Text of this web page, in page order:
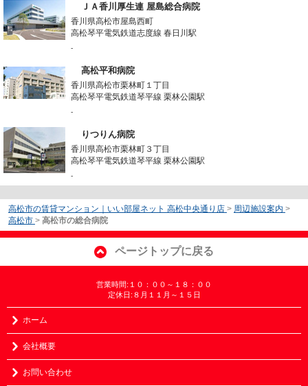
ＪＡ香川厚生連 屋島総合病院
香川県高松市屋島西町
高松琴平電気鉄道志度線 春日川駅
-
高松平和病院
香川県高松市栗林町１丁目
高松琴平電気鉄道琴平線 栗林公園駅
-
りつりん病院
香川県高松市栗林町３丁目
高松琴平電気鉄道琴平線 栗林公園駅
-
高松市の賃貸マンション｜いい部屋ネット 高松中央通り店 > 周辺施設案内 >
高松市 > 高松市の総合病院
ページトップに戻る
営業時間:１０：００～１８：００
定休日:８月１１月～１５日
ホーム
会社概要
お問い合わせ